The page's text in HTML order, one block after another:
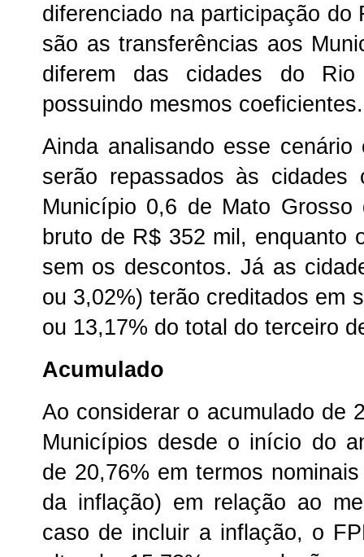
diferenciado na participação do
são as transferências aos
diferem das cidades do
possuindo mesmos coeficientes.
Ainda analisando esse
serão repassados às cidades
Município 0,6 de Mato
bruto de R$ 352 mil, enquanto
sem os descontos. Já as
ou 3,02%) terão creditados em
ou 13,17% do total do terceiro
Acumulado
Ao considerar o acumulado de
Municípios desde o início do
de 20,76% em termos
da inflação) em relação ao
caso de incluir a inflação, o